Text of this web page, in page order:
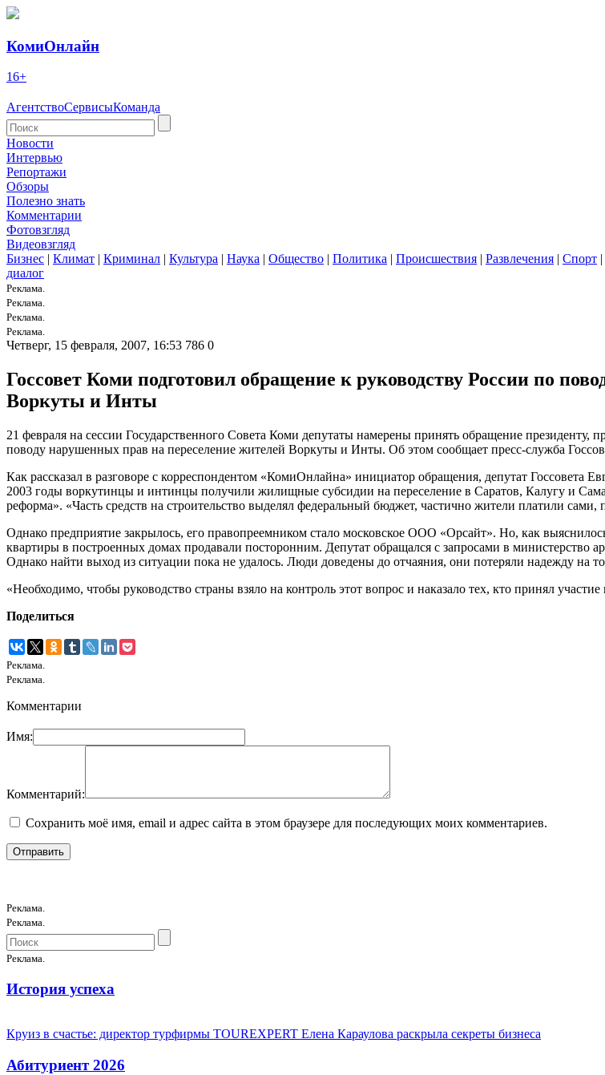
КомиОнлайн
16+
АгентствоСервисыКоманда
Новости
Интервью
Репортажи
Обзоры
Полезно знать
Комментарии
Фотовзгляд
Видеовзгляд
Бизнес | Климат | Криминал | Культура | Наука | Общество | Политика | Происшествия | Развлечения | Спорт |
диалог
Реклама.
Реклама.
Реклама.
Реклама.
Четверг, 15 февраля, 2007, 16:53 786 0
Госсовет Коми подготовил обращение к руководству России по
Воркуты и Инты
21 февраля на сессии Государственного Совета Коми депутаты намерены принять обращение президенту,
поводу нарушенных прав на переселение жителей Воркуты и Инты. Об этом сообщает пресс-служба
Как рассказал в разговоре с корреспондентом «КомиОнлайна» инициатор обращения, депутат Госсовета
2003 годы воркутинцы и интинцы получили жилищные субсидии на переселение в Саратов, Калугу и
реформа». «Часть средств на строительство выделял федеральный бюджет, частично жители платили
Однако предприятие закрылось, его правопреемником стало московское ООО «Орсайт». Но, как
квартиры в построенных домах продавали посторонним. Депутат обращался с запросами в министерство
Однако найти выход из ситуации пока не удалось. Люди доведены до отчаяния, они потеряли надежду на
«Необходимо, чтобы руководство страны взяло на контроль этот вопрос и наказало тех, кто принял
Поделиться
Реклама.
Реклама.
Комментарии
Имя:
Комментарий:
Сохранить моё имя, email и адрес сайта в этом браузере для последующих моих комментариев.
Реклама.
Реклама.
Реклама.
История успеха
Круиз в счастье: директор турфирмы TOUREXPERT Елена Караулова раскрыла секреты бизнеса
Абитуриент 2026